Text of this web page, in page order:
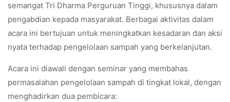
semangat Tri Dharma Perguruan Tinggi, khususnya dalam
pengabdian kepada masyarakat. Berbagai aktivitas dalam
acara ini bertujuan untuk meningkatkan kesadaran dan aksi
nyata terhadap pengelolaan sampah yang berkelanjutan.
Acara ini diawali dengan seminar yang membahas
permasalahan pengelolaan sampah di tingkat lokal, dengan
menghadirkan dua pembicara: